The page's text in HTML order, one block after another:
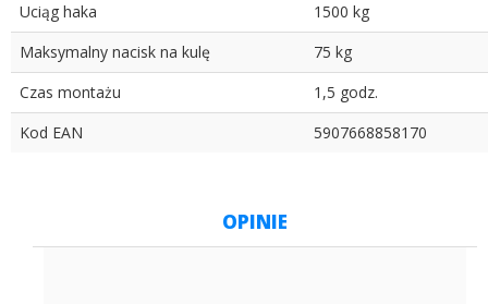
Uciąg haka
1500 kg
Maksymalny nacisk na kulę
75 kg
Czas montażu
1,5 godz.
Kod EAN
5907668858170
OPINIE